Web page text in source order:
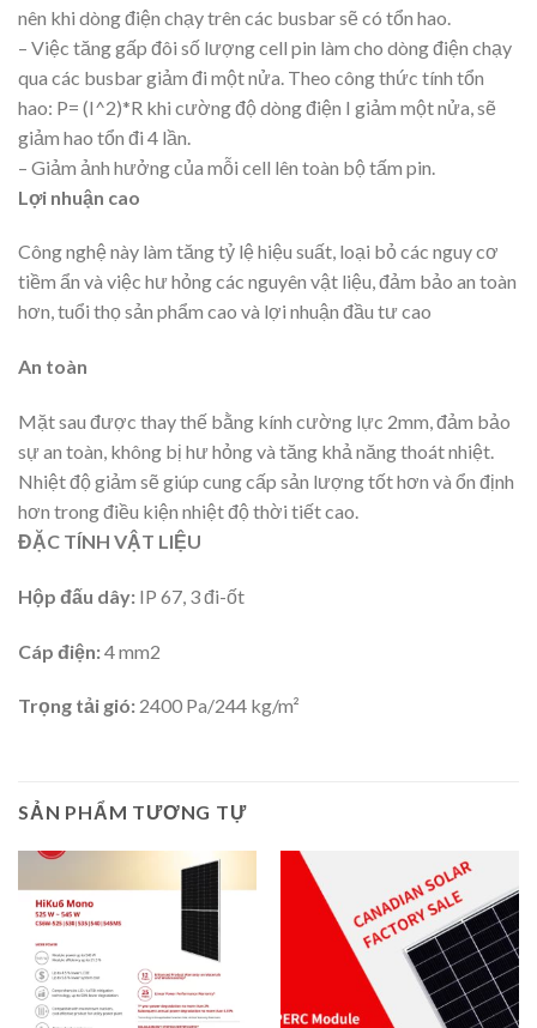
nên khi dòng điện chạy trên các busbar sẽ có tổn hao.
– Việc tăng gấp đôi số lượng cell pin làm cho dòng điện chạy
qua các busbar giảm đi một nửa. Theo công thức tính tổn
hao: P= (I^2)*R khi cường độ dòng điện I giảm một nửa, sẽ
giảm hao tổn đi 4 lần.
– Giảm ảnh hưởng của mỗi cell lên toàn bộ tấm pin.
Lợi nhuận cao
Công nghệ này làm tăng tỷ lệ hiệu suất, loại bỏ các nguy cơ
tiềm ẩn và việc hư hỏng các nguyên vật liệu, đảm bảo an toàn
hơn, tuổi thọ sản phẩm cao và lợi nhuận đầu tư cao
An toàn
Mặt sau được thay thế bằng kính cường lực 2mm, đảm bảo
sự an toàn, không bị hư hỏng và tăng khả năng thoát nhiệt.
Nhiệt độ giảm sẽ giúp cung cấp sản lượng tốt hơn và ổn định
hơn trong điều kiện nhiệt độ thời tiết cao.
ĐẶC TÍNH VẬT LIỆU
Hộp đấu dây: IP 67, 3 đi-ốt
Cáp điện:4 mm2
Trọng tải gió: 2400 Pa/244 kg/m²
SẢN PHẨM TƯƠNG TỰ